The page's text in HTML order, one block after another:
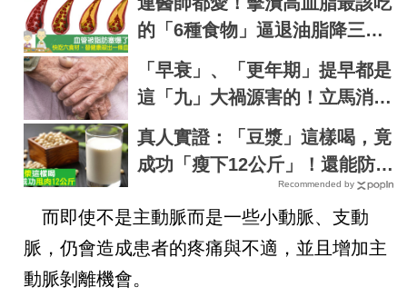
的「6種食物」逼退油脂降三高
｜每日健康 Health
「早衰」、「更年期」提早都是
這「九」大禍源害的！立馬消
滅，讓你「青春肉體」大勝同齡
人！
真人實證：「豆漿」這樣喝，竟
成功「瘦下12公斤」！還能防骨
鬆、加強代謝、平衡激素「一杯
多效」
Recommended by
而即使不是主動脈而是一些小動脈、支動
脈，仍會造成患者的疼痛與不適，並且增加主
動脈剝離機會。